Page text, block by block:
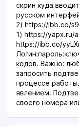
скрин куда
русском
2) https://ibb.co/
1) https://yapx.ru/
https://ibb.co/
кодов. Важно:
запросить
процессе
явлением.
своего номера